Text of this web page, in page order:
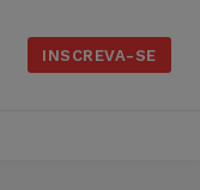
INSCREVA-SE